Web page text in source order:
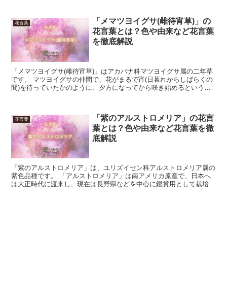
花言葉
「メマツヨイグサ(雌待宵草)」の
花言葉とは？色や由来など花言葉
を徹底解説
「メマツヨイグサ(雌待宵草)」はアカバナ科マツヨイグサ属の二年草
です。 マツヨイグサの仲間で、花がまるで宵(日暮れからしばらくの
間)を待っていたかのように、夕方になってから咲き始めるという特
花言葉
「紫のアルストロメリア」の花言
葉とは？色や由来など花言葉を徹
底解説
「紫のアルストロメリア」は、ユリズイセン科アルストロメリア属の
紫色品種です。 「アルストロメリア」は南アメリカ原産で、日本へ
は大正時代に渡来し、現在は長野県などを中心に鑑賞用として栽培さ